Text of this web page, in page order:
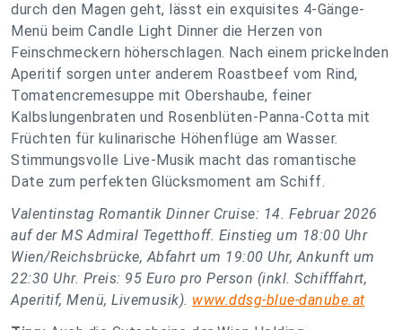
durch den Magen geht, lässt ein exquisites 4-Gänge-
Menü beim Candle Light Dinner die Herzen von
Feinschmeckern höherschlagen. Nach einem prickelnden
Aperitif sorgen unter anderem Roastbeef vom Rind,
Tomatencremesuppe mit Obershaube, feiner
Kalbslungenbraten und Rosenblüten-Panna-Cotta mit
Früchten für kulinarische Höhenflüge am Wasser.
Stimmungsvolle Live-Musik macht das romantische
Date zum perfekten Glücksmoment am Schiff.
Valentinstag Romantik Dinner Cruise: 14. Februar 2026
auf der MS Admiral Tegetthoff. Einstieg um 18:00 Uhr
Wien/Reichsbrücke, Abfahrt um 19:00 Uhr, Ankunft um
22:30 Uhr. Preis: 95 Euro pro Person (inkl. Schifffahrt,
Aperitif, Menü, Livemusik). www.ddsg-blue-danube.at